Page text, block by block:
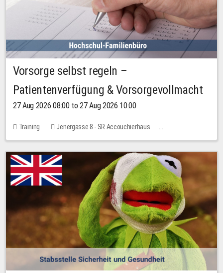
Vorsorge selbst regeln –
Patientenverfügung & Vorsorgevollmacht
27 Aug 2026 08:00 to 27 Aug 2026 10:00
Training
Jenergasse 8 - SR Accouchierhaus
No free places